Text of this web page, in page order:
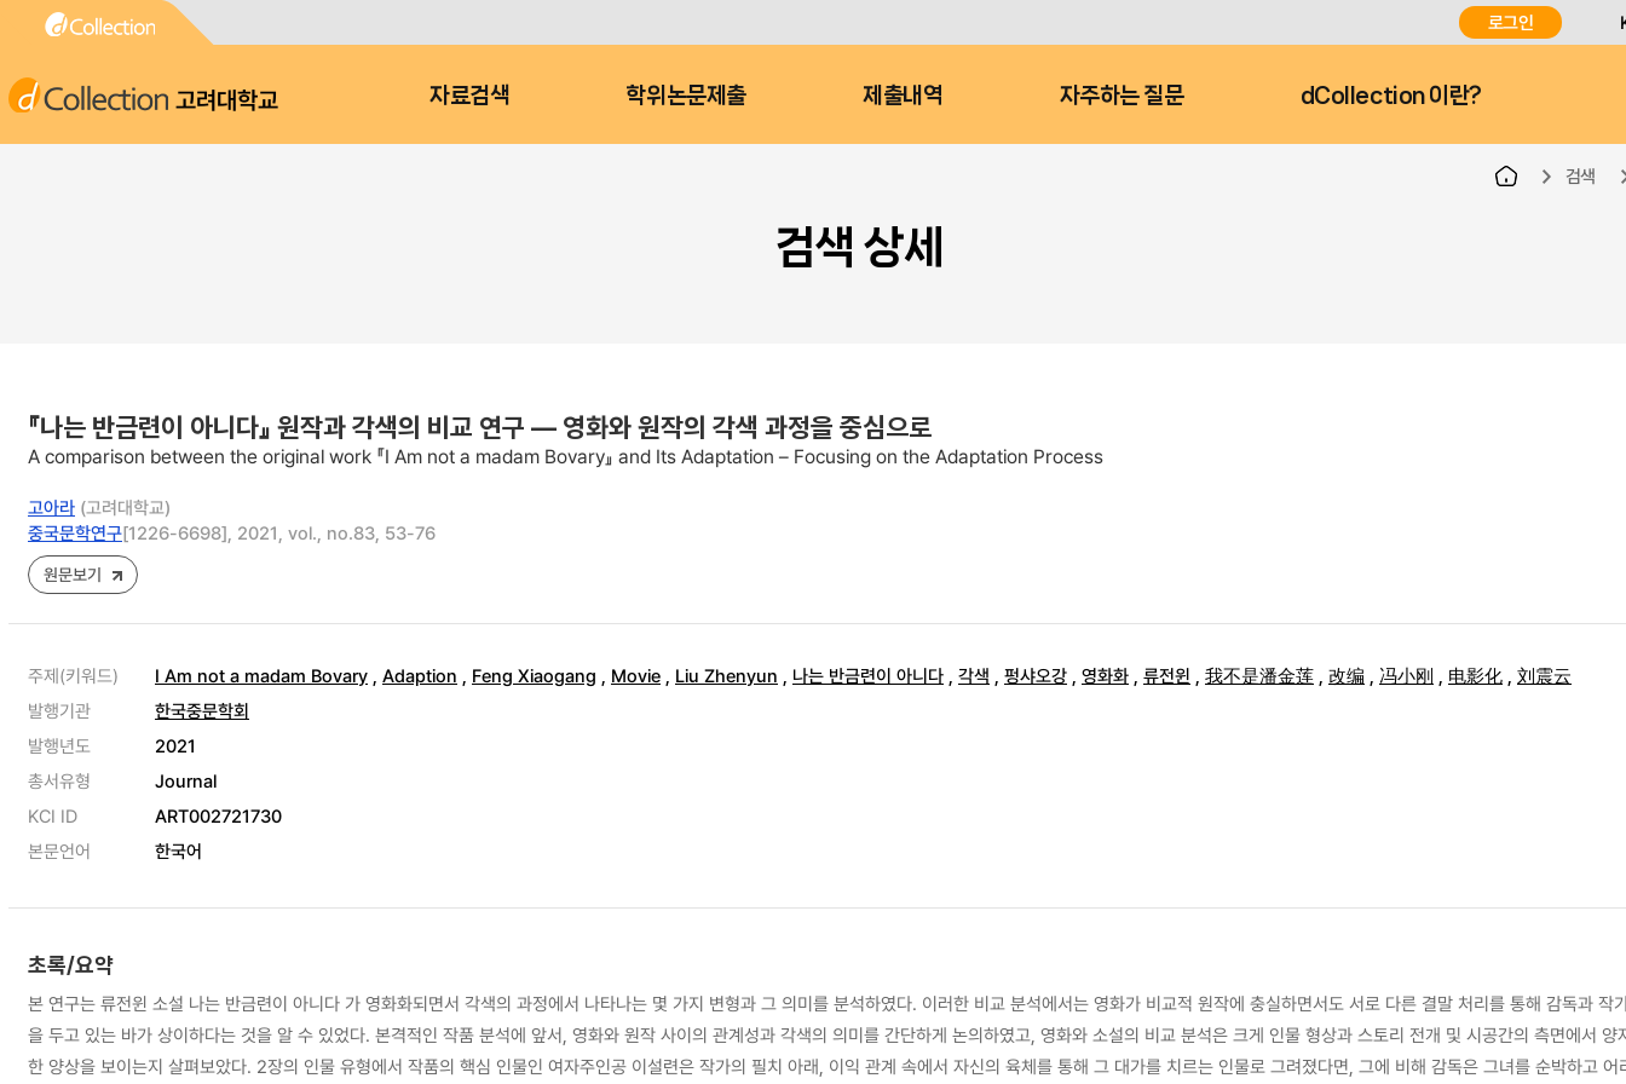
로그인
고려대학교 자료검색 학위논문제출 제출내역 자주하는 질문 dCollection 이란?
검색
검색 상세
『나는 반금련이 아니다』 원작과 각색의 비교 연구 ― 영화와 원작의 각색 과정을 중심으로
A comparison between the original work 『I Am not a madam Bovary』 and Its Adaptation – Focusing on the Adaptation Process
고아라 (고려대학교)
중국문학연구[1226-6698], 2021, vol., no.83, 53-76
원문보기
주제(키워드) I Am not a madam Bovary , Adaption , Feng Xiaogang , Movie , Liu Zhenyun , 나는 반금련이 아니다 , 각색 , 펑샤오강 , 영화화 , 류전윈 , 我不是潘金莲 , 改编 , 冯小刚 , 电影化 , 刘震云
발행기관
한국중문학회
발행년도
2021
총서유형
Journal
KCI ID
ART002721730
본문언어
한국어
초록/요약
본 연구는 류전윈 소설 나는 반금련이 아니다 가 영화화되면서 각색의 과정에서 나타나는 몇 가지 변형과 그 의미를 분석하였다. 이러한 비교 분석에서는 영화가 비교적 원작에 충실하면서도 서로 다른 결말 처리를 통해 감독과 작가가 중점
을 두고 있는 바가 상이하다는 것을 알 수 있었다. 본격적인 작품 분석에 앞서, 영화와 원작 사이의 관계성과 각색의 의미를 간단하게 논의하였고, 영화와 소설의 비교 분석은 크게 인물 형상과 스토리 전개 및 시공간의 측면에서 양
한 양상을 보이는지 살펴보았다. 2장의 인물 유형에서 작품의 핵심 인물인 여자주인공 이설련은 작가의 필치 아래, 이익 관계 속에서 자신의 육체를 통해 그 대가를 치르는 인물로 그려졌다면, 그에 비해 감독은 그녀를 순박하고 어